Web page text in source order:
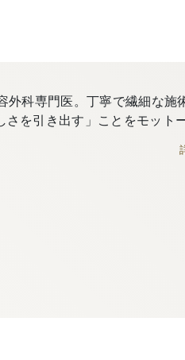
科専門医。丁寧で繊細な施
さを引き出す」ことをモット